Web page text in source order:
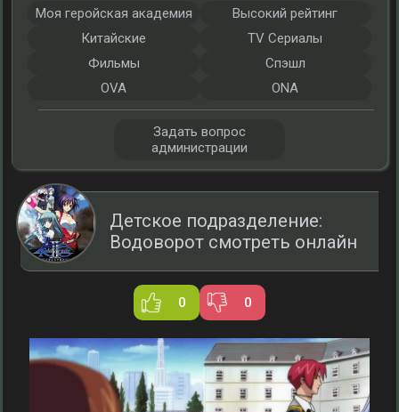
Детское подразделение:
Водоворот смотреть онлайн
0 0
Моя геройская академия
Высокий рейтинг
Китайские
TV Сериалы
Фильмы
Спэшл
OVA
ONA
Задать вопрос
администрации